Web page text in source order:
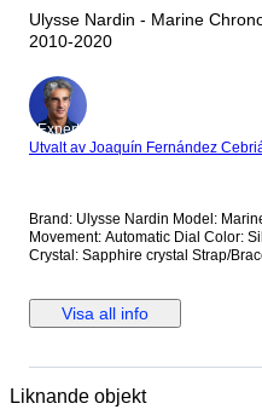
Ulysse Nardin - Marine
2010-2020
Expert
Utvalt av Joaquín Fernández
Brand: Ulysse Nardin Model:
Movement: Automatic Dial Color:
Crystal: Sapphire crystal Strap/
shipping with tracking and
Europe(EU) is available. Please
Visa all info
Liknande objekt